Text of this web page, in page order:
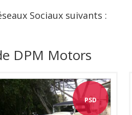
Sociaux suivants :
DPM Motors
PSD